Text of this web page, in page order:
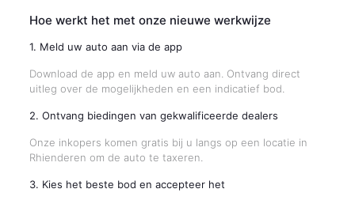
Hoe werkt het met onze nieuwe werkwijze
1. Meld uw auto aan via de app
Download de app en meld uw auto aan. Ontvang direct
uitleg over de mogelijkheden en een indicatief bod.
2. Ontvang biedingen van gekwalificeerde dealers
Onze inkopers komen gratis bij u langs op een locatie in
Rhienderen om de auto te taxeren.
3. Kies het beste bod en accepteer het